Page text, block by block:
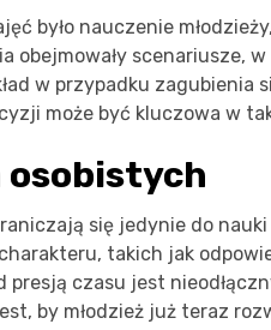
było nauczenie
obejmowały scenariusze,
w przypadku zagubienia
może być kluczowa w
osobistych
się jedynie do
takich jak
presją czasu jest
by młodzież już teraz